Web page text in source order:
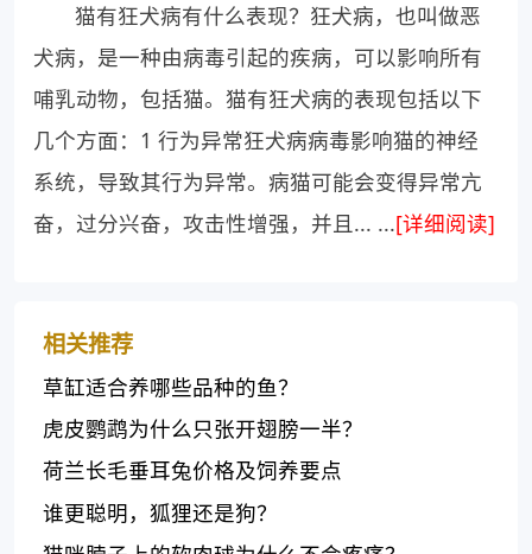
猫有狂犬病有什么表现？狂犬病，也叫做恶
犬病，是一种由病毒引起的疾病，可以影响所有
哺乳动物，包括猫。猫有狂犬病的表现包括以下
几个方面：1 行为异常狂犬病病毒影响猫的神经
系统，导致其行为异常。病猫可能会变得异常亢
奋，过分兴奋，攻击性增强，并且... ...[详细阅读]
相关推荐
草缸适合养哪些品种的鱼？
虎皮鹦鹉为什么只张开翅膀一半？
荷兰长毛垂耳兔价格及饲养要点
谁更聪明，狐狸还是狗？